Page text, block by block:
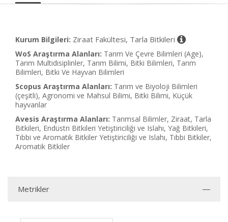
Kurum Bilgileri: Ziraat Fakültesi, Tarla Bitkileri
WoS Araştırma Alanları: Tarım Ve Çevre Bilimleri (Age),
Tarım Multidisiplinler, Tarım Bilimi, Bitki Bilimleri, Tarım
Bilimleri, Bitki Ve Hayvan Bilimleri
Scopus Araştırma Alanları: Tarım ve Biyoloji Bilimleri
(çeşitli), Agronomi ve Mahsul Bilimi, Bitki Bilimi, Küçük
hayvanlar
Avesis Araştırma Alanları: Tarımsal Bilimler, Ziraat, Tarla
Bitkileri, Endüstri Bitkileri Yetiştiriciliği ve Islahı, Yağ Bitkileri,
Tıbbi ve Aromatik Bitkiler Yetiştiriciliği ve Islahı, Tıbbi Bitkiler,
Aromatik Bitkiler
Metrikler